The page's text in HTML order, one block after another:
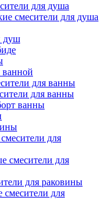
для душа
смесители для душа
душ
для ванны
для ванны
ванны
для
смесители для
для раковины
для